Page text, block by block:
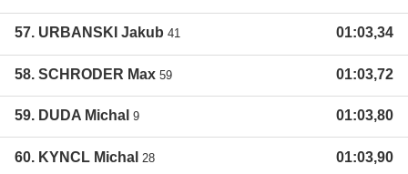
57. URBANSKI Jakub 41 01:03,34
58. SCHRODER Max 59 01:03,72
59. DUDA Michal 9 01:03,80
60. KYNCL Michal 28 01:03,90